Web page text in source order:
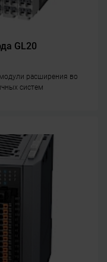
GL20
расширения во
систем